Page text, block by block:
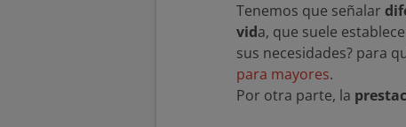
Tenemos que señalar
vida, que suele
sus necesidades? para
para mayores.
Por otra parte, la